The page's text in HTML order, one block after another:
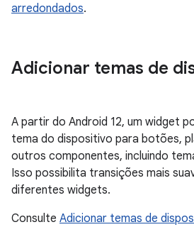
arredondados.
Adicionar temas de
A partir do Android 12, um widget
tema do dispositivo para botões,
outros componentes, incluindo
Isso possibilita transições mais
diferentes widgets.
Consulte Adicionar temas de